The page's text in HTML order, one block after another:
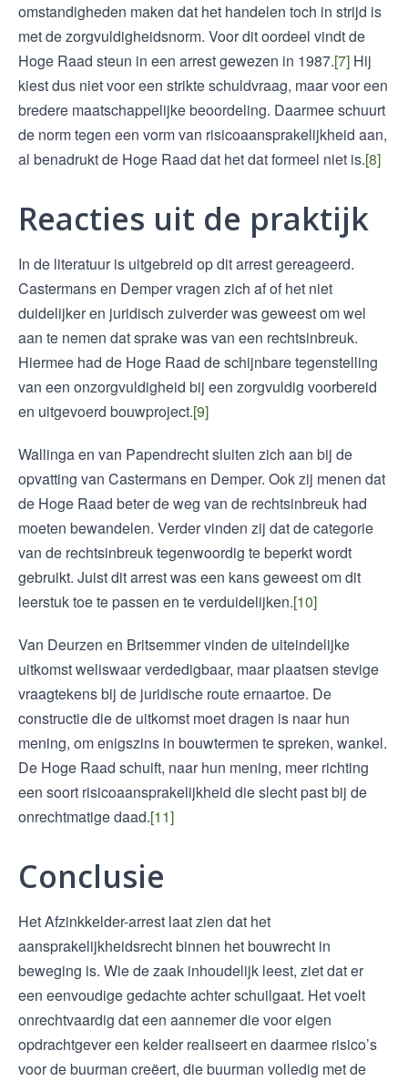
omstandigheden maken dat het handelen toch in strijd is
met de zorgvuldigheidsnorm. Voor dit oordeel vindt de
Hoge Raad steun in een arrest gewezen in 1987.[7] Hij
kiest dus niet voor een strikte schuldvraag, maar voor een
bredere maatschappelijke beoordeling. Daarmee schuurt
de norm tegen een vorm van risicoaansprakelijkheid aan,
al benadrukt de Hoge Raad dat het dat formeel niet is.[8]
Reacties uit de praktijk
In de literatuur is uitgebreid op dit arrest gereageerd.
Castermans en Demper vragen zich af of het niet
duidelijker en juridisch zuiverder was geweest om wel
aan te nemen dat sprake was van een rechtsinbreuk.
Hiermee had de Hoge Raad de schijnbare tegenstelling
van een onzorgvuldigheid bij een zorgvuldig voorbereid
en uitgevoerd bouwproject.[9]
Wallinga en van Papendrecht sluiten zich aan bij de
opvatting van Castermans en Demper. Ook zij menen dat
de Hoge Raad beter de weg van de rechtsinbreuk had
moeten bewandelen. Verder vinden zij dat de categorie
van de rechtsinbreuk tegenwoordig te beperkt wordt
gebruikt. Juist dit arrest was een kans geweest om dit
leerstuk toe te passen en te verduidelijken.[10]
Van Deurzen en Britsemmer vinden de uiteindelijke
uitkomst weliswaar verdedigbaar, maar plaatsen stevige
vraagtekens bij de juridische route ernaartoe. De
constructie die de uitkomst moet dragen is naar hun
mening, om enigszins in bouwtermen te spreken, wankel.
De Hoge Raad schuift, naar hun mening, meer richting
een soort risicoaansprakelijkheid die slecht past bij de
onrechtmatige daad.[11]
Conclusie
Het Afzinkkelder-arrest laat zien dat het
aansprakelijkheidsrecht binnen het bouwrecht in
beweging is. Wie de zaak inhoudelijk leest, ziet dat er
een eenvoudige gedachte achter schuilgaat. Het voelt
onrechtvaardig dat een aannemer die voor eigen
opdrachtgever een kelder realiseert en daarmee risico’s
voor de buurman creëert, die buurman volledig met de